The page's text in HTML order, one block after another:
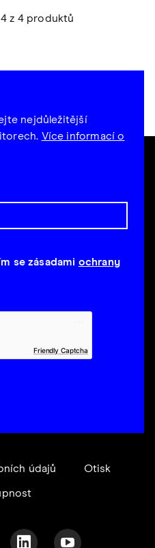
z 4 produktů
nejdůležitější
Více informací o
se zásadami ochrany
Friendly Captcha
údajů Otisk